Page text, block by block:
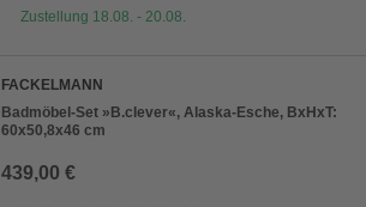
Zustellung 18.08. - 20.08.
FACKELMANN
Badmöbel-Set »B.clever«, Alaska-Esche, BxHxT:
60x50,8x46 cm
439,00 €